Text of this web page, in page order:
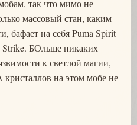
так что мимо не
массовый стан, каким
бафает на себя Puma Spirit
Strike. БОльше никаких
к светлой магии,
на этом мобе не